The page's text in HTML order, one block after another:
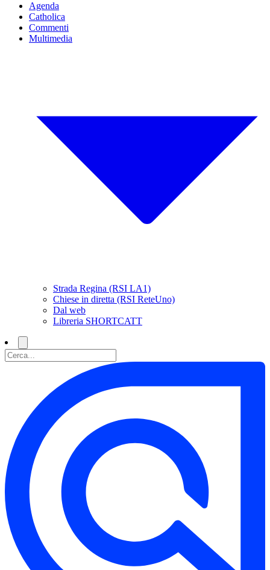
Agenda
Catholica
Commenti
Multimedia
Strada Regina (RSI LA1)
Chiese in diretta (RSI ReteUno)
Dal web
Libreria SHORTCATT